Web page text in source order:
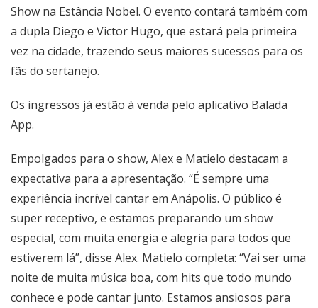
Show na Estância Nobel. O evento contará também com
a dupla Diego e Victor Hugo, que estará pela primeira
vez na cidade, trazendo seus maiores sucessos para os
fãs do sertanejo.
Os ingressos já estão à venda pelo aplicativo Balada
App.
Empolgados para o show, Alex e Matielo destacam a
expectativa para a apresentação. “É sempre uma
experiência incrível cantar em Anápolis. O público é
super receptivo, e estamos preparando um show
especial, com muita energia e alegria para todos que
estiverem lá”, disse Alex. Matielo completa: “Vai ser uma
noite de muita música boa, com hits que todo mundo
conhece e pode cantar junto. Estamos ansiosos para